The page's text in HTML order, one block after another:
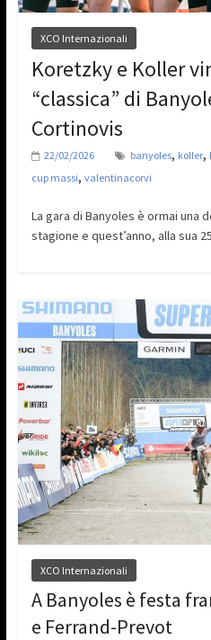
XCO Internazionali
Koretzky e Koller
“classica” di
Cortinovis
22/02/2026 banyoles, koller,
cup massi, valentinacorvi
La gara di Banyoles è ormai una
stagione e quest’anno, alla sua
XCO Internazionali
A Banyoles è festa
e Ferrand-Prevot